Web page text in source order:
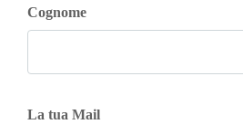
Cognome
La tua Mail